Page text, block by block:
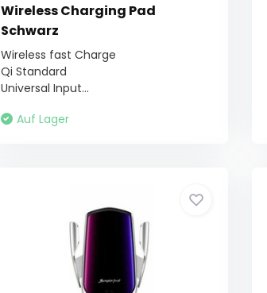
Wireless Charging Pad
Schwarz
Wireless fast Charge
Qi Standard
Universal Input...
Auf Lager